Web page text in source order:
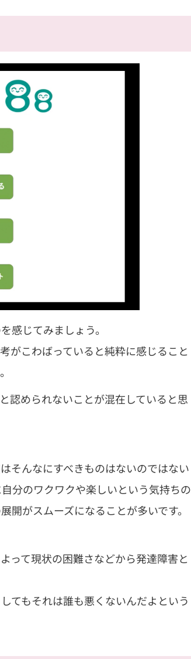
感じてみましょう。
がこわばっていると純粋に感じること
認められないことが混在していると思
そんなにすべきものはないのではない
分のワクワクや楽しいという気持ちの
がスムーズになることが多いです。
って現状の困難さなどから発達障害と
てもそれは誰も悪くないんだよという